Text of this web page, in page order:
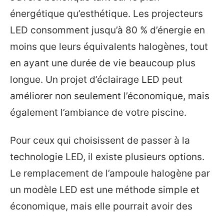
énergétique qu’esthétique. Les projecteurs
LED consomment jusqu’à 80 % d’énergie en
moins que leurs équivalents halogènes, tout
en ayant une durée de vie beaucoup plus
longue. Un projet d’éclairage LED peut
améliorer non seulement l’économique, mais
également l’ambiance de votre piscine.
Pour ceux qui choisissent de passer à la
technologie LED, il existe plusieurs options.
Le remplacement de l’ampoule halogène par
un modèle LED est une méthode simple et
économique, mais elle pourrait avoir des